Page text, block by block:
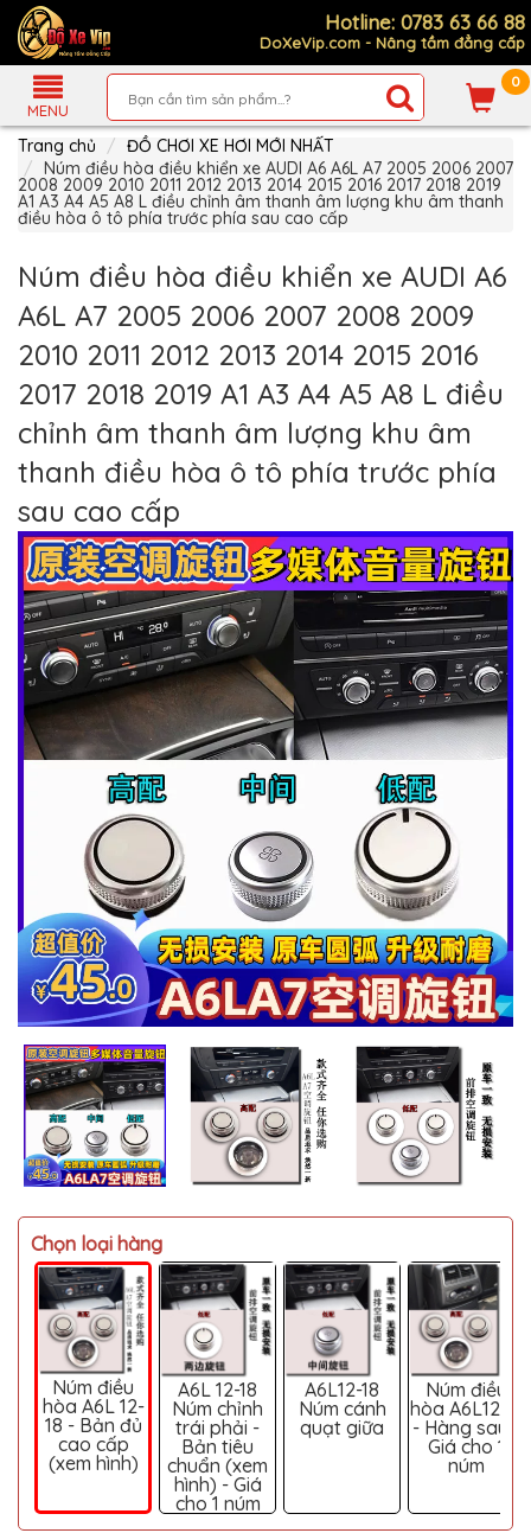
Hotline: 0783 63 66 88
DoXeVip.com - Nâng tầm đẳng cấp
MENU
0
Giới
Thiệu
Sản
Phẩm
Hướng
Dẫn
Hàng
Chính
Sách
Thanh
Toán
Tin
Xe
Mới
Liên
MUA
NHIỀU
NHẤT
KIA
TOYOTA
HONDA
MAZDA
SUBARU
CHEVROLET
NISSAN
VOLKSWAGEN
MERCEDES
HYUNDAI
FORD
MITSUBISHI
BMW
VOLVO
PORSCHE
LEXUS
MG
AUDI
MINI
COOPER
PEUGEOT
VINFAST
Trang chủ
ĐỒ CHƠI XE HƠI MỚI NHẤT
Núm điều hòa điều khiển xe AUDI A6 A6L A7 2005 2006 2007
2008 2009 2010 2011 2012 2013 2014 2015 2016 2017 2018 2019
A1 A3 A4 A5 A8 L điều chỉnh âm thanh âm lượng khu âm thanh
điều hòa ô tô phía trước phía sau cao cấp
Núm điều hòa điều khiển xe AUDI A6
A6L A7 2005 2006 2007 2008 2009
2010 2011 2012 2013 2014 2015 2016
2017 2018 2019 A1 A3 A4 A5 A8 L điều
chỉnh âm thanh âm lượng khu âm
thanh điều hòa ô tô phía trước phía
sau cao cấp
Chọn loại hàng
Núm điều
hòa A6L 12-
18 - Bản đủ
cao cấp
(xem hình)
A6L 12-18
Núm chỉnh
trái phải -
Bản tiêu
chuẩn (xem
hình) - Giá
cho 1 núm
A6L12-18
Núm cánh
quạt giữa
Núm điều
hòa A6L12-18
- Hàng sau -
Giá cho 1
núm